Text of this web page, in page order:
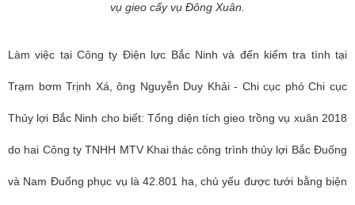
vụ gieo cấy vụ Đông Xuân.
Làm việc tại Công ty Điện lực Bắc Ninh và đến kiểm tra tình tại
Trạm bơm Trịnh Xá, ông Nguyễn Duy Khải - Chi cục phó Chi cục
Thủy lợi Bắc Ninh cho biết: Tổng diện tích gieo trồng vụ xuân 2018
do hai Công ty TNHH MTV Khai thác công trình thủy lợi Bắc Đuống
và Nam Đuống phục vụ là 42.801 ha, chủ yếu được tưới bằng biện